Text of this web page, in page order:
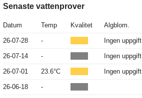
Senaste vattenprover
Datum Temp Kvalitet Algblom.
26-07-28 - Ingen uppgift
26-07-14 - Ingen uppgift
26-07-01 23.6°C Ingen uppgift
26-06-18 -